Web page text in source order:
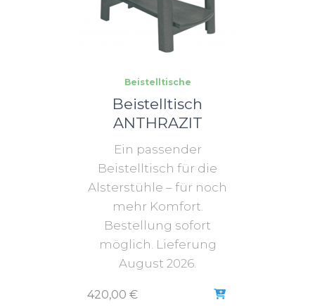
Beistelltische
Beistelltisch
ANTHRAZIT
Ein passender
Beistelltisch für die
Alsterstühle – für noch
mehr Komfort.
Bestellung sofort
möglich. Lieferung
August 2026.
420,00 €